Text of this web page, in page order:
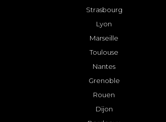
Strasbourg
Lyon
Marseille
Toulouse
Nantes
Grenoble
Rouen
Dijon